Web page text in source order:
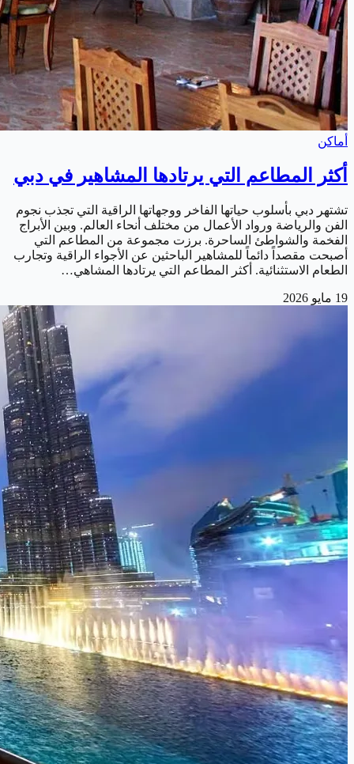
أماكن
أكثر المطاعم التي يرتادها المشاهير في دبي
تشتهر دبي بأسلوب حياتها الفاخر ووجهاتها الراقية التي تجذب نجوم
الفن والرياضة ورواد الأعمال من مختلف أنحاء العالم. وبين الأبراج
الفخمة والشواطئ الساحرة. برزت مجموعة من المطاعم التي
أصبحت مقصداً دائماً للمشاهير الباحثين عن الأجواء الراقية وتجارب
الطعام الاستثنائية. أكثر المطاعم التي يرتادها المشاهي…
19 مايو 2026